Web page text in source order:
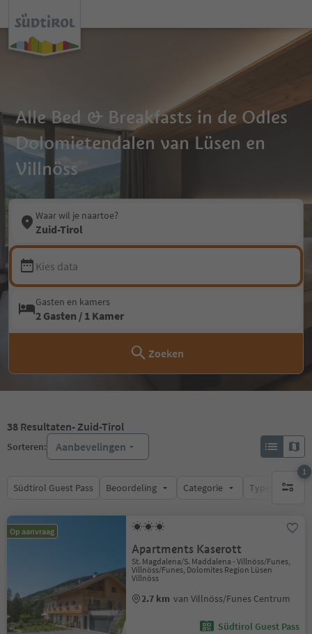
Alle Bed & Breakfasts in de Odles
Dolomietendalen van Lüsen en
Villnöss
Waar wil je naartoe?
Zuid-Tirol
Kies data
Gasten en kamers
2 Gasten / 1 Kamer
Zoeken
38 Resultaten- Zuid-Tirol
Sorteren: Aanbevelingen
Südtirol Guest Pass Beoordeling Categorie Type catering
1
1
Op aanvraag
Apartments Kaserott
St. Magdalena/S. Maddalena - Villnöss/Funes,
Villnöss/Funes, Dolomites Region Lüsen
Villnöss
2.7 km van Villnöss/Funes Centrum
Südtirol Guest Pass